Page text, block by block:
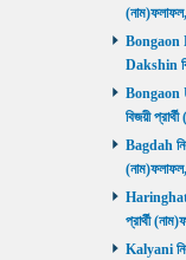
Bongaon
Dakshin
Bongaon
বিজয়ী
Bagdah
Haringhata
প্রার্থী
Kalyani